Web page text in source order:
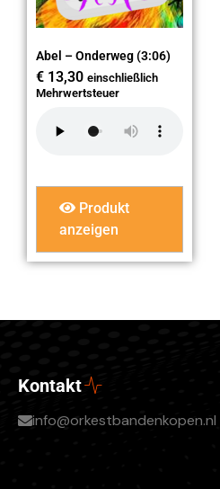
Abel – Onderweg (3:06)
€ 13,30 einschließlich
Mehrwertsteuer
Produkt
anzeigen
Kontakt
info@orkestbandenkopen.nl